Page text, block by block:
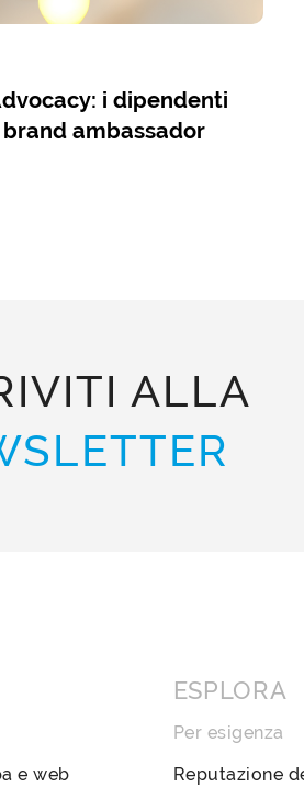
i dipendenti
ambassador
ALLA
e web
ESPLORA
Per esigenza
Reputazione